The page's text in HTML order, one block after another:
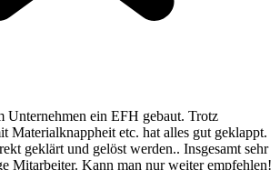
Unternehmen ein EFH gebaut. Trotz
Materialknappheit etc. hat alles gut geklappt.
geklärt und gelöst werden.. Insgesamt sehr
Mitarbeiter. Kann man nur weiter empfehlen!